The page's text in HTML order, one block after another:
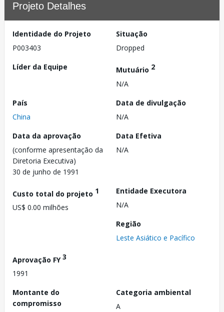
Projeto Detalhes
Identidade do Projeto
P003403
Situação
Dropped
Líder da Equipe
Mutuário 2
N/A
País
China
Data de divulgação
N/A
Data da aprovação
(conforme apresentação da
Diretoria Executiva)
30 de junho de 1991
Data Efetiva
N/A
Custo total do projeto 1
US$ 0.00 milhões
Entidade Executora
N/A
Região
Leste Asiático e Pacífico
Aprovação FY3
1991
Montante do
compromisso
Categoria ambiental
A